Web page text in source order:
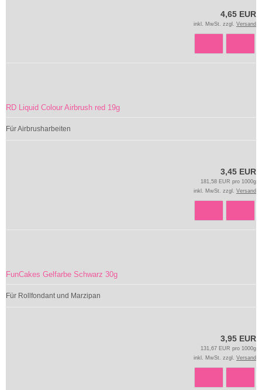
4,65 EUR
inkl. MwSt. zzgl. Versand
RD Liquid Colour Airbrush red 19g
Für Airbrusharbeiten
3,45 EUR
181,58 EUR pro 1000g
inkl. MwSt. zzgl. Versand
FunCakes Gelfarbe Schwarz 30g
Für Rollfondant und Marzipan
3,95 EUR
131,67 EUR pro 1000g
inkl. MwSt. zzgl. Versand